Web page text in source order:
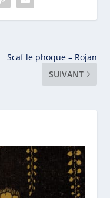
Scaf le phoque – Rojan
SUIVANT